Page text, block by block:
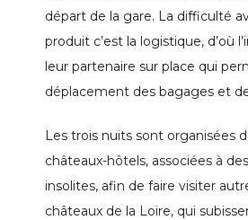
départ de la gare. La difficulté
produit c’est la logistique, d’où
leur partenaire sur place qui
déplacement des bagages et
Les trois nuits sont organisées
châteaux-hôtels, associées à
insolites, afin de faire visiter
châteaux de la Loire, qui